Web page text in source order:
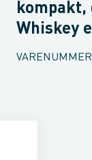
kompakt,
Whiskey
VARENUMMER